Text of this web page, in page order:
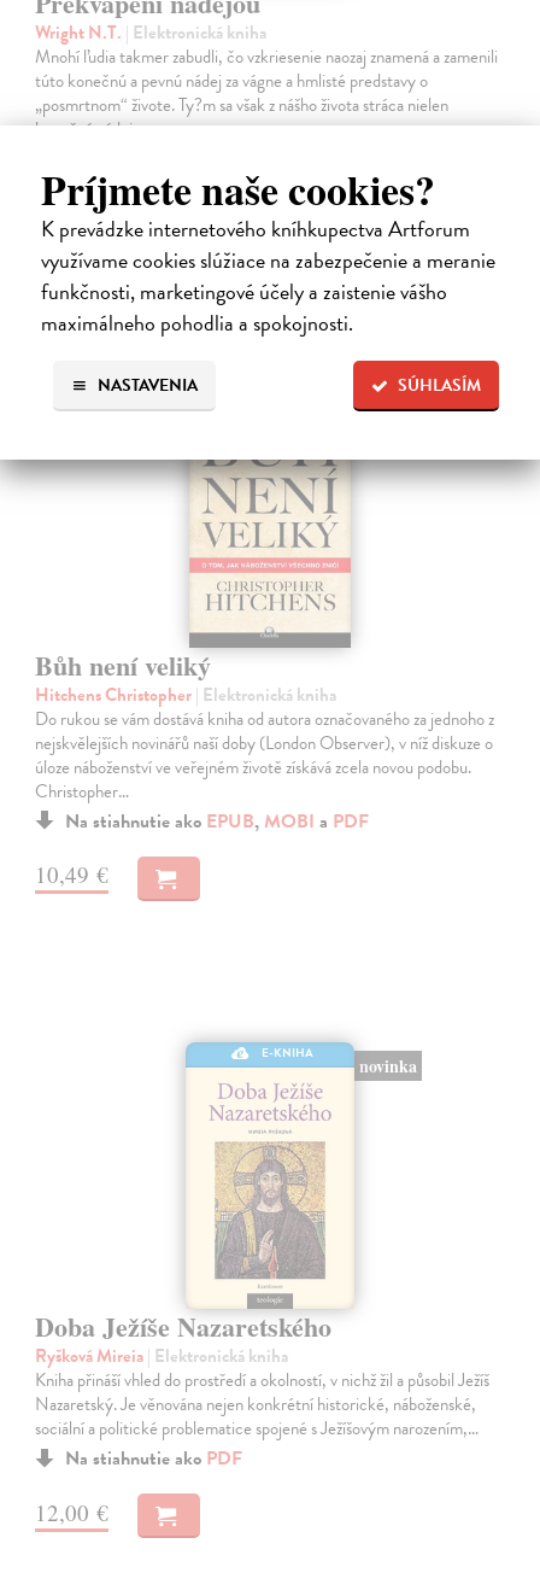
Príjmete naše cookies?
K prevádzke internetového kníhkupectva Artforum
využívame cookies slúžiace na zabezpečenie a meranie
funkčnosti, marketingové účely a zaistenie vášho
maximálneho pohodlia a spokojnosti.
SÚHLASÍM
NASTAVENIA
Wright N.T. | Elektronická kniha
Mnohí ľudia takmer zabudli, čo vzkriesenie naozaj znamená a zamenili
túto konečnú a pevnú nádej za vágne a hmlisté predstavy o
„posmrtnom“ živote. Ty?m sa však z nášho života stráca nielen
konečná nádej…
10,90 €
Bůh není veliký
Hitchens Christopher| Elektronická kniha
Do rukou se vám dostává kniha od autora označovaného za jednoho z
nejskvělejších novinářů naší doby (London Observer), v níž diskuze o
úloze náboženství ve veřejném životě získává zcela novou podobu.
Christopher…
Na stiahnutie ako EPUB, MOBI a PDF
10,49 €
E-KNIHA
novinka
Doba Ježíše Nazaretského
Ryšková Mireia| Elektronická kniha
Kniha přináší vhled do prostředí a okolností, v nichž žil a působil Ježíš
Nazaretský. Je věnována nejen konkrétní historické, náboženské,
sociální a politické problematice spojené s Ježíšovým narozením,…
Na stiahnutie ako PDF
12,00 €